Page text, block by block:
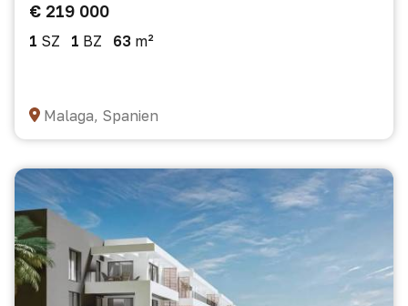
€ 219 000
1 SZ 1 BZ 63 m²
Malaga, Spanien